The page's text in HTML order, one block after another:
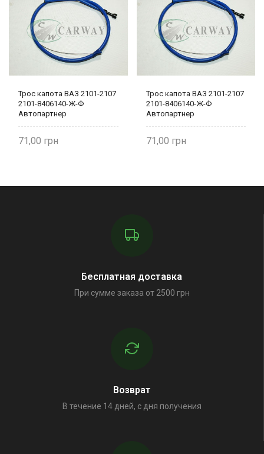
Трос капота ВАЗ 2101-2107
2101-8406140-Ж-Ф
Автопартнер
71,00
Трос капота ВАЗ 2101-2107
2101-8406140-Ж-Ф
Автопартнер
71,00
Бесплатная доставка
При сумме заказа от 2500 грн
Возврат
В течение 14 дней, с дня получения